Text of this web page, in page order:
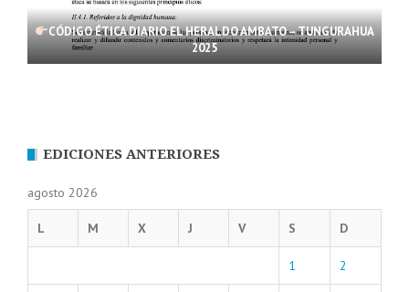
CÓDIGO ÉTICA DIARIO EL HERALDO AMBATO – TUNGURAHUA
2025
EDICIONES ANTERIORES
agosto 2026
L M X J V S D
1 2